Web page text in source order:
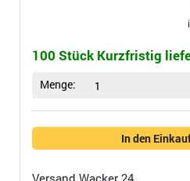
100 Stück Kurzfristig
Menge: 1
In den